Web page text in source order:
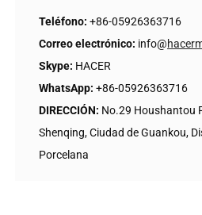
Teléfono: +86-05926363716
Correo electrónico: info@
Skype: HACER
WhatsApp: +86-05926363716
DIRECCIÓN: No.29 Houshantou
Shenqing, Ciudad de Guankou,
Porcelana